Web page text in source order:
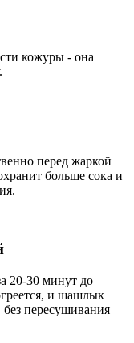
кожуры - она
перед жаркой
больше сока и
20-30 минут до
и шашлык
без пересушивания